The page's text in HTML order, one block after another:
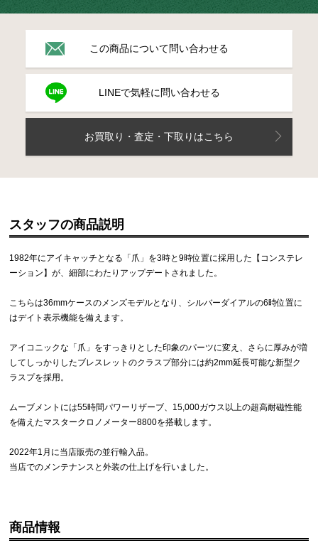
この商品について問い合わせる
LINEで気軽に問い合わせる
お買取り・査定・下取りはこちら
スタッフの商品説明
1982年にアイキャッチとなる「爪」を3時と9時位置に採用した【コンステレ
ーション】が、細部にわたりアップデートされました。
こちらは36mmケースのメンズモデルとなり、シルバーダイアルの6時位置に
はデイト表示機能を備えます。
アイコニックな「爪」をすっきりとした印象のパーツに変え、さらに厚みが増
してしっかりしたブレスレットのクラスプ部分には約2mm延長可能な新型ク
ラスプを採用。
ムーブメントには55時間パワーリザーブ、15,000ガウス以上の超高耐磁性能
を備えたマスタークロノメーター8800を搭載します。
2022年1月に当店販売の並行輸入品。
当店でのメンテナンスと外装の仕上げを行いました。
商品情報